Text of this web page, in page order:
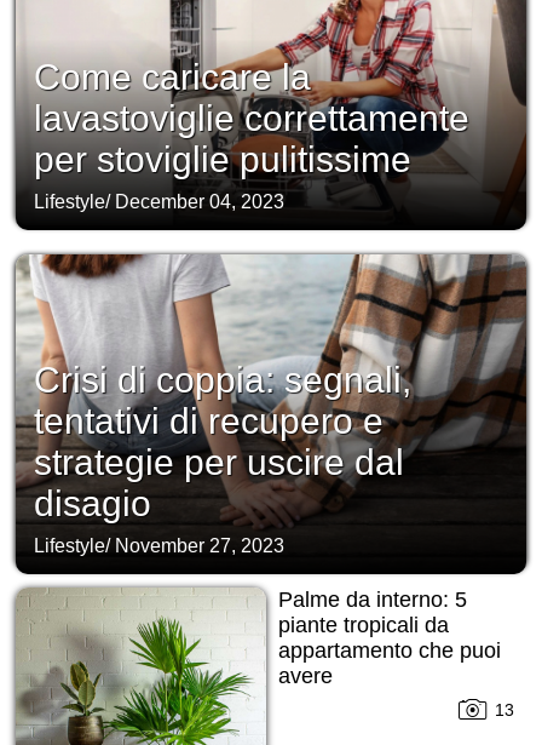
Come caricare la
lavastoviglie correttamente
per stoviglie pulitissime
Lifestyle/ December 04, 2023
Crisi di coppia: segnali,
tentativi di recupero e
strategie per uscire dal
disagio
Lifestyle/ November 27, 2023
Palme da interno: 5
piante tropicali da
appartamento che puoi
avere
13